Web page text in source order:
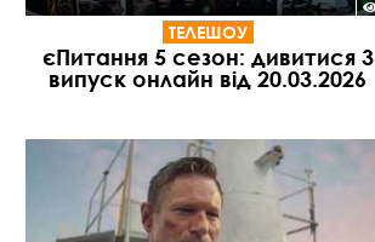
ТЕЛЕШОУ
єПитання 5 сезон: дивитися 3
випуск онлайн від 20.03.2026